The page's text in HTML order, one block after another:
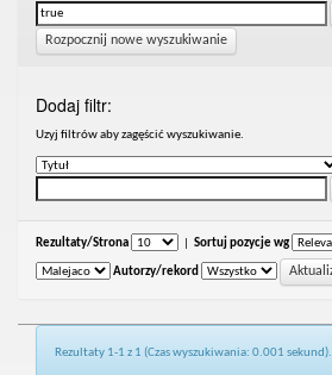
Rozpocznij nowe wyszukiwanie
Dodaj filtr:
Uzyj filtrów aby zagęścić wyszukiwanie.
Rezultaty/Strona Sortuj pozycje wg
Autorzy/rekord
Rezultaty 1-1 z 1 (Czas wyszukiwania: 0.001 sekund).